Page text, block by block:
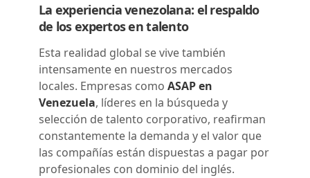
La experiencia venezolana: el respaldo
de los expertos en talento
Esta realidad global se vive también
intensamente en nuestros mercados
locales. Empresas como ASAP en
Venezuela, líderes en la búsqueda y
selección de talento corporativo, reafirman
constantemente la demanda y el valor que
las compañías están dispuestas a pagar por
profesionales con dominio del inglés.